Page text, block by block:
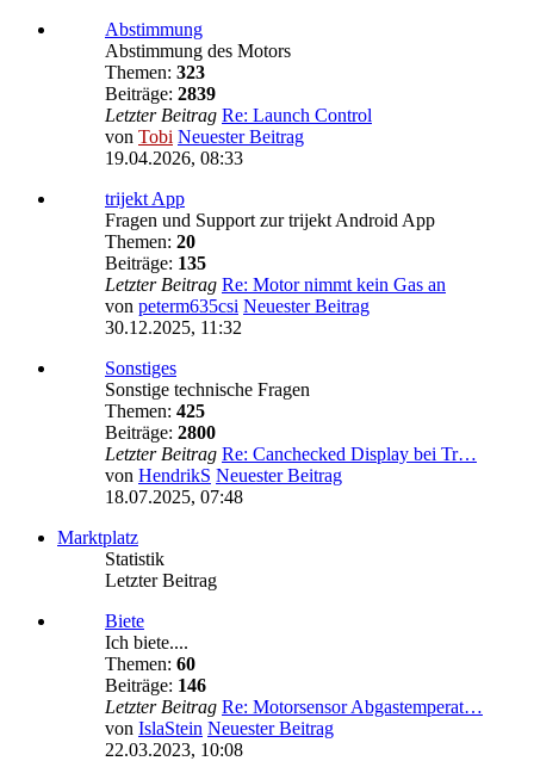
Abstimmung
Abstimmung des Motors
Themen: 323
Beiträge: 2839
Letzter Beitrag Re: Launch Control
von Tobi Neuester Beitrag
19.04.2026, 08:33
trijekt App
Fragen und Support zur trijekt Android App
Themen: 20
Beiträge: 135
Letzter Beitrag Re: Motor nimmt kein Gas an
von peterm635csi Neuester Beitrag
30.12.2025, 11:32
Sonstiges
Sonstige technische Fragen
Themen: 425
Beiträge: 2800
Letzter Beitrag Re: Canchecked Display bei Tr…
von HendrikS Neuester Beitrag
18.07.2025, 07:48
Marktplatz
Statistik
Letzter Beitrag
Biete
Ich biete....
Themen: 60
Beiträge: 146
Letzter Beitrag Re: Motorsensor Abgastemperat…
von IslaStein Neuester Beitrag
22.03.2023, 10:08